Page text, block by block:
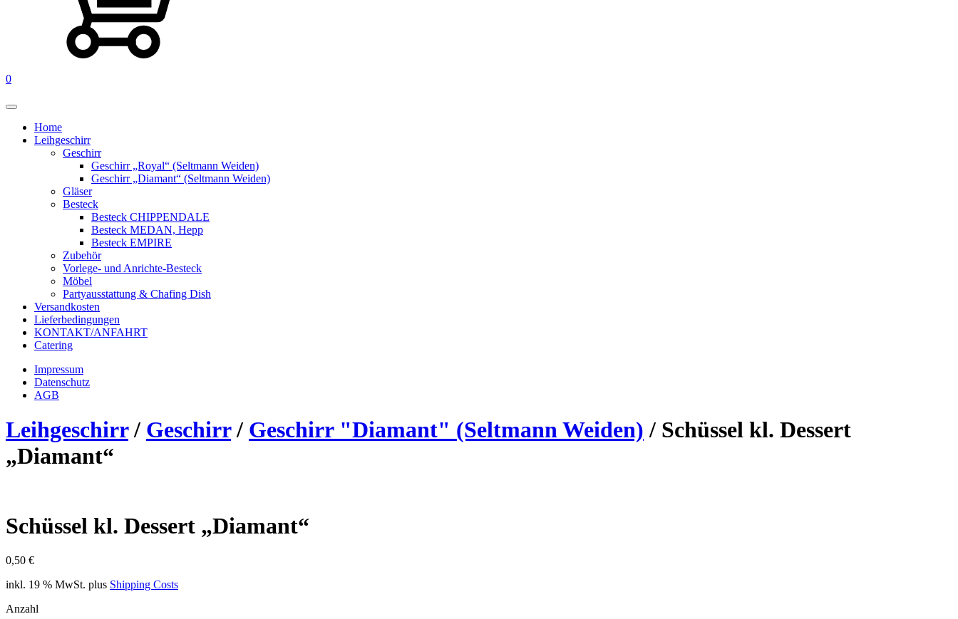
0
Home
Leihgeschirr
Geschirr
Geschirr „Royal“ (Seltmann Weiden)
Geschirr „Diamant“ (Seltmann Weiden)
Gläser
Besteck
Besteck CHIPPENDALE
Besteck MEDAN, Hepp
Besteck EMPIRE
Zubehör
Vorlege- und Anrichte-Besteck
Möbel
Partyausstattung & Chafing Dish
Versandkosten
Lieferbedingungen
KONTAKT/ANFAHRT
Catering
Impressum
Datenschutz
AGB
Leihgeschirr / Geschirr / Geschirr "Diamant" (Seltmann Weiden) / Schüssel kl. Dessert
„Diamant“
Schüssel kl. Dessert „Diamant“
0,50 €
inkl. 19 % MwSt. plus Shipping Costs
Anzahl